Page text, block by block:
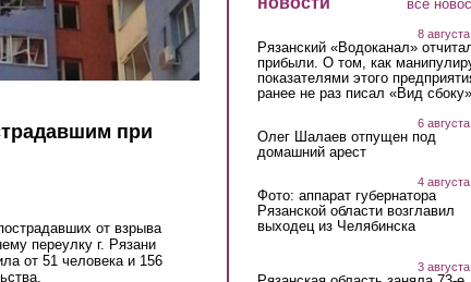
при
от взрыва
переулку г. Рязани
от 51 человека и 156
все
8
Рязанский «Водоканал»
прибыли. О том, как
показателями этого
ранее не раз писал «Вид сбоку»
6
Олег Шалаев отпущен под
домашний арест
4
Фото: аппарат губернатора
Рязанской области возглавил
выходец из Челябинска
3